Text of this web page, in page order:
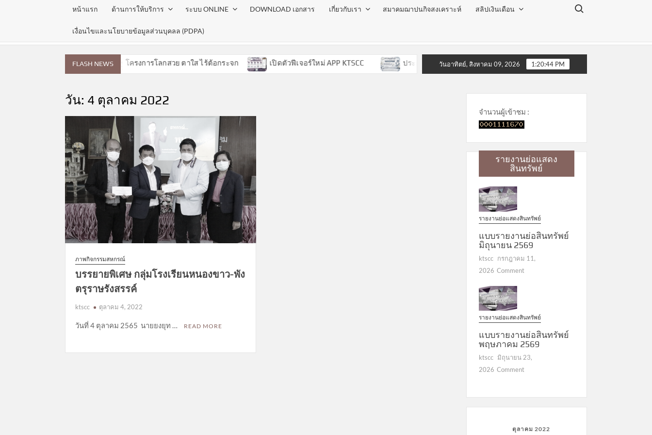
หน้าแรก ด้านการให้บริการ ระบบ ONLINE DOWNLOAD เอกสาร เกี่ยวกับเรา สมาคมฌาปนกิจสงเคราะห์ สลิปเงินเดือน
เงื่อนไขและนโยบายข้อมูลส่วนบุคลล (PDPA)
Search for:
FLASH NEWS
จำเดือนสิงหาคม 2569 โครงการโลกสวย ตาใส ไร้ต้อกระจก เปิดตัวฟีเจอร์ใหม่ APP KTSCC ประกาศวันหยุด ประจำเดือนสิงหาคม 2569 โครงการโลกสวย ตาใส ไร้ต้อก
วันอาทิตย์, สิงหาคม 09, 2026 1:20:45 PM
วัน: 4 ตุลาคม 2022
ภาพกิจกรรมสหกรณ์
บรรยายพิเศษ กลุ่มโรงเรียนหนองขาว-พัง
ตรุราษรังสรรค์
ktscc ตุลาคม 4, 2022
วันที่ 4 ตุลาคม 2565 นายยงยุท … READ MORE
จำนวนผู้เข้าชม :
รายงานย่อแสดง
สินทรัพย์
รายงานย่อแสดงสินทรัพย์
แบบรายงานย่อสินทรัพย์
มิถุนายน 2569
ktscc กรกฎาคม 11,
2026 Commenton
มิถุนายน
2569
รายงานย่อแสดงสินทรัพย์
แบบรายงานย่อสินทรัพย์
พฤษภาคม 2569
ktscc มิถุนายน 23,
2026 Commenton
2569
ตุลาคม 2022